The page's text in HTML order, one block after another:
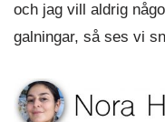
och jag vill aldrig
galningar, så ses vi